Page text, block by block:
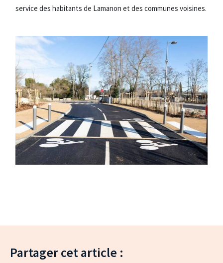
service des habitants de Lamanon et des communes voisines.
Partager cet article :